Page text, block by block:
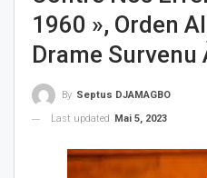
1960 », Orden
Drame Survenu
By Septus DJAMAGBO
Last updated
Mai 5, 2023